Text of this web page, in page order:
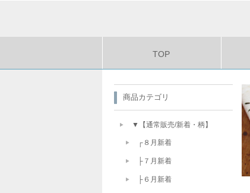
TOP
商品カテゴリ
▼【通常販売/新着・柄】
┌８月新着
├７月新着
├６月新着